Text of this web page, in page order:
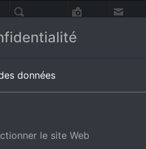
vol
données
le site Web